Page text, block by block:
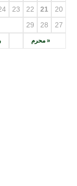
« محرم
20
21
22
23
27
28
29